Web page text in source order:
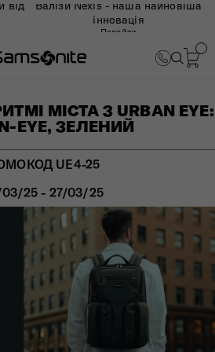
від
Валізи Nexis - наша найновіша
інновація
Перейти
МІСТА З URBAN EYE:
EYE, ЗЕЛЕНИЙ
UE4-25
25 - 27/03/25